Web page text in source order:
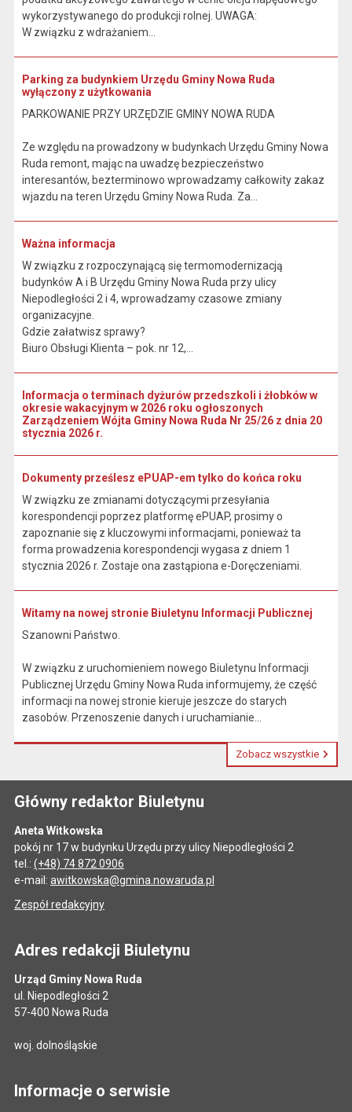
wykorzystywanego do produkcji rolnej. UWAGA:
W związku z wdrażaniem...
Parking za budynkiem Urzędu Gminy Nowa Ruda
wyłączony z użytkowania
PARKOWANIE PRZY URZĘDZIE GMINY NOWA RUDA
Ze względu na prowadzony w budynkach Urzędu Gminy Nowa
Ruda remont, mając na uwadzę bezpieczeństwo
interesantów, bezterminowo wprowadzamy całkowity zakaz
wjazdu na teren Urzędu Gminy Nowa Ruda. Za...
Ważna informacja
W związku z rozpoczynającą się termomodernizacją
budynków A i B Urzędu Gminy Nowa Ruda przy ulicy
Niepodległości 2 i 4, wprowadzamy czasowe zmiany
organizacyjne.
Gdzie załatwisz sprawy?
Biuro Obsługi Klienta – pok. nr 12,...
Informacja o terminach dyżurów przedszkoli i żłobków w
okresie wakacyjnym w 2026 roku ogłoszonych
Zarządzeniem Wójta Gminy Nowa Ruda Nr 25/26 z dnia 20
stycznia 2026 r.
Dokumenty prześlesz ePUAP-em tylko do końca roku
W związku ze zmianami dotyczącymi przesyłania
korespondencji poprzez platformę ePUAP, prosimy o
zapoznanie się z kluczowymi informacjami, ponieważ ta
forma prowadzenia korespondencji wygasa z dniem 1
stycznia 2026 r. Zostaje ona zastąpiona e-Doręczeniami.
Witamy na nowej stronie Biuletynu Informacji Publicznej
Szanowni Państwo.
W związku z uruchomieniem nowego Biuletynu Informacji
Publicznej Urzędu Gminy Nowa Ruda informujemy, że część
informacji na nowej stronie kieruje jeszcze do starych
zasobów. Przenoszenie danych i uruchamianie...
Zobacz wszystkie
Główny redaktor Biuletynu
Aneta Witkowska
pokój nr 17 w budynku Urzędu przy ulicy Niepodległości 2
tel.: (+48) 74 872 0906
e-mail: awitkowska@gmina.nowaruda.pl
Zespół redakcyjny
Adres redakcji Biuletynu
Urząd Gminy Nowa Ruda
ul. Niepodległości 2
57-400 Nowa Ruda
woj. dolnośląskie
Informacje o serwisie